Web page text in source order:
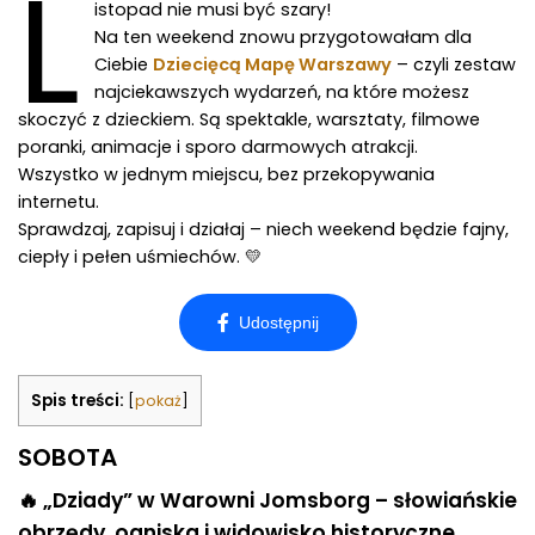
L
istopad nie musi być szary!
Na ten weekend znowu przygotowałam dla
Ciebie Dziecięcą Mapę Warszawy – czyli zestaw
najciekawszych wydarzeń, na które możesz
skoczyć z dzieckiem. Są spektakle, warsztaty, filmowe
poranki, animacje i sporo darmowych atrakcji.
Wszystko w jednym miejscu, bez przekopywania
internetu.
Sprawdzaj, zapisuj i działaj – niech weekend będzie fajny,
ciepły i pełen uśmiechów. 💛
Spis treści: pokaż
SOBOTA
🔥 „Dziady” w Warowni Jomsborg – słowiańskie